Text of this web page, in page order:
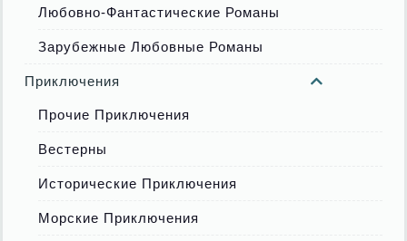
Любовно-Фантастические Романы
Зарубежные Любовные Романы
Приключения
Прочие Приключения
Вестерны
Исторические Приключения
Морские Приключения